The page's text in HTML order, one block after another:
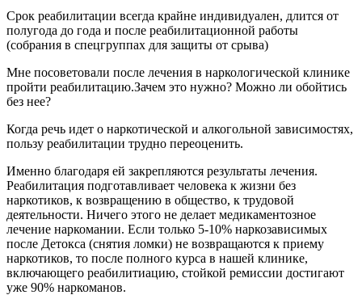
Срок реабилитации всегда крайне индивидуален, длится от
полугода до года и после реабилитационной работы
(собрания в спецгруппах для защиты от срыва)
Мне посоветовали после лечения в наркологической клинике
пройти реабилитацию.Зачем это нужно? Можно ли обойтись
без нее?
Когда речь идет о наркотической и алкогольной зависимостях,
пользу реабилитации трудно переоценить.
Именно благодаря ей закрепляются результаты лечения.
Реабилитация подготавливает человека к жизни без
наркотиков, к возвращению в общество, к трудовой
деятельности. Ничего этого не делает медикаментозное
лечение наркомании. Если только 5-10% наркозависимых
после Детокса (снятия ломки) не возвращаются к приему
наркотиков, то после полного курса в нашей клинике,
включающего реабилитиацию, стойкой ремиссии достигают
уже 90% наркоманов.